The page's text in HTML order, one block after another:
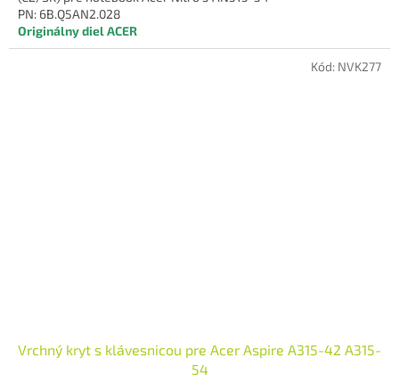
PN: 6B.Q5AN2.028
Originálny diel ACER
Vrchný kryt s klávesnicou pre Acer Aspire A315-42 A315-
54
Kód: NVK277